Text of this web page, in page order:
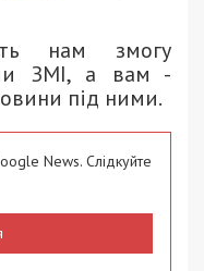
нам змогу
ЗМІ, а вам -
під ними.
News. Слідкуйте